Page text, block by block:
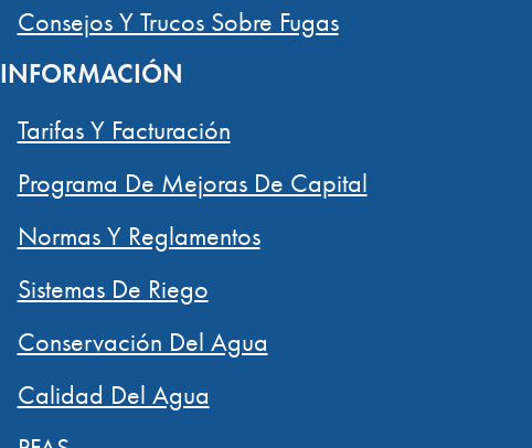
Consejos Y Trucos Sobre Fugas
INFORMACIÓN
Tarifas Y Facturación
Programa De Mejoras De Capital
Normas Y Reglamentos
Sistemas De Riego
Conservación Del Agua
Calidad Del Agua